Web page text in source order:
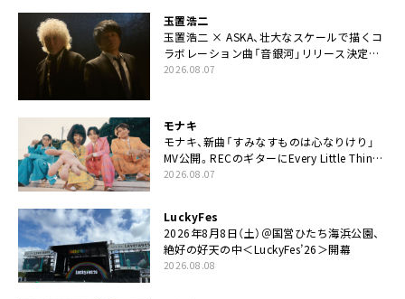
玉置浩二
玉置浩二 × ASKA、壮大なスケールで描くコ
ラボレーション曲「音銀河」リリース決定。
カップリングには新曲「命の宿り」収録も
2026.08.07
モナキ
モナキ、新曲「すみなすものは心なりけり」
MV公開。RECのギターにEvery Little Thing・
伊藤一朗参加も
2026.08.07
LuckyFes
2026年8月8日（土）＠国営ひたち海浜公園、
絶好の好天の中＜LuckyFes’26＞開幕
2026.08.08